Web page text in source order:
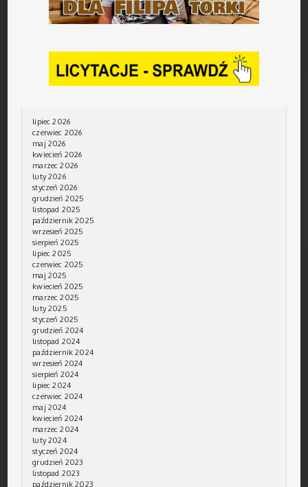
lipiec 2026
czerwiec 2026
maj 2026
kwiecień 2026
marzec 2026
luty 2026
styczeń 2026
grudzień 2025
listopad 2025
październik 2025
wrzesień 2025
sierpień 2025
lipiec 2025
czerwiec 2025
maj 2025
kwiecień 2025
marzec 2025
luty 2025
styczeń 2025
grudzień 2024
listopad 2024
październik 2024
wrzesień 2024
sierpień 2024
lipiec 2024
czerwiec 2024
maj 2024
kwiecień 2024
marzec 2024
luty 2024
styczeń 2024
grudzień 2023
listopad 2023
październik 2023